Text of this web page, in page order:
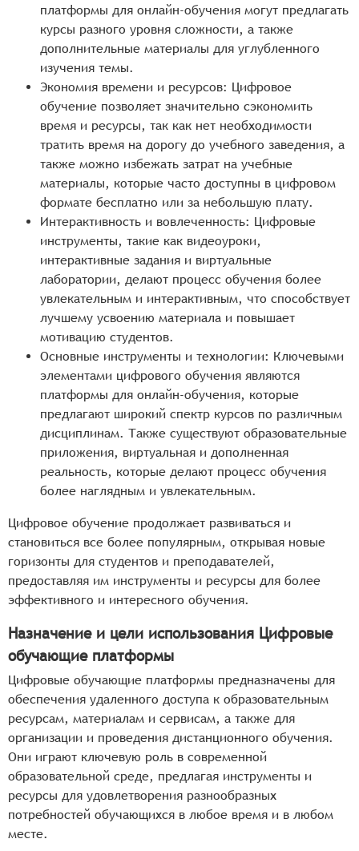
платформы для онлайн-обучения могут предлагать
курсы разного уровня сложности, а также
дополнительные материалы для углубленного
изучения темы.
Экономия времени и ресурсов: Цифровое
обучение позволяет значительно сэкономить
время и ресурсы, так как нет необходимости
тратить время на дорогу до учебного заведения, а
также можно избежать затрат на учебные
материалы, которые часто доступны в цифровом
формате бесплатно или за небольшую плату.
Интерактивность и вовлеченность: Цифровые
инструменты, такие как видеоуроки,
интерактивные задания и виртуальные
лаборатории, делают процесс обучения более
увлекательным и интерактивным, что способствует
лучшему усвоению материала и повышает
мотивацию студентов.
Основные инструменты и технологии: Ключевыми
элементами цифрового обучения являются
платформы для онлайн-обучения, которые
предлагают широкий спектр курсов по различным
дисциплинам. Также существуют образовательные
приложения, виртуальная и дополненная
реальность, которые делают процесс обучения
более наглядным и увлекательным.
Цифровое обучение продолжает развиваться и
становиться все более популярным, открывая новые
горизонты для студентов и преподавателей,
предоставляя им инструменты и ресурсы для более
эффективного и интересного обучения.
Назначение и цели использования Цифровые
обучающие платформы
Цифровые обучающие платформы предназначены для
обеспечения удаленного доступа к образовательным
ресурсам, материалам и сервисам, а также для
организации и проведения дистанционного обучения.
Они играют ключевую роль в современной
образовательной среде, предлагая инструменты и
ресурсы для удовлетворения разнообразных
потребностей обучающихся в любое время и в любом
месте.